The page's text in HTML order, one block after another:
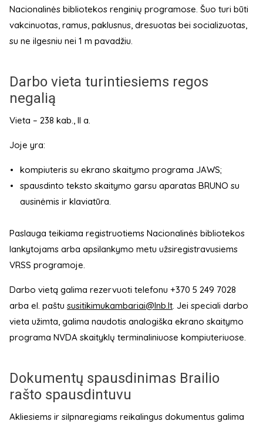
Nacionalinės bibliotekos renginių programose. Šuo turi būti
vakcinuotas, ramus, paklusnus, dresuotas bei socializuotas,
su ne ilgesniu nei 1 m pavadžiu.
Darbo vieta turintiesiems regos
negalią
Vieta – 238 kab., II a.
Joje yra:
kompiuteris su ekrano skaitymo programa JAWS;
spausdinto teksto skaitymo garsu aparatas BRUNO su
ausinėmis ir klaviatūra.
Paslauga teikiama registruotiems Nacionalinės bibliotekos
lankytojams arba apsilankymo metu užsiregistravusiems
VRSS programoje.
Darbo vietą galima rezervuoti telefonu +370 5 249 7028
arba el. paštu susitikimukambariai@lnb.lt . Jei speciali darbo
vieta užimta, galima naudotis analogiška ekrano skaitymo
programa NVDA skaityklų terminaliniuose kompiuteriuose.
Dokumentų spausdinimas Brailio
rašto spausdintuvu
Akliesiems ir silpnaregiams reikalingus dokumentus galima